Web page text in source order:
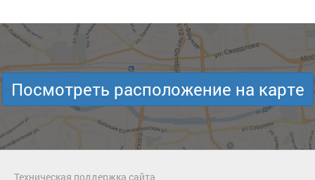
Посмотреть расположение на карте
Техническая поддержка сайта